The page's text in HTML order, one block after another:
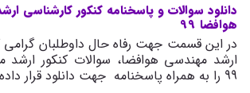
دانلود سوالات و پاسخنامه کنکور کارشناسی
هوافضا 99
در این قسمت جهت رفاه حال داوطلبان گرامی
ارشد مهندسی هوافضا، سوالات کنکور ارشد
99 را به همراه پاسخنامه جهت دانلود قرار داده ایم.